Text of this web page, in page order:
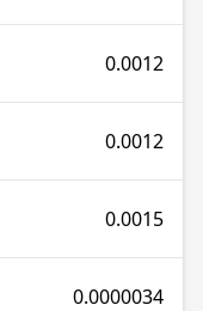
0.0012
0.0012
0.0015
0.0000034